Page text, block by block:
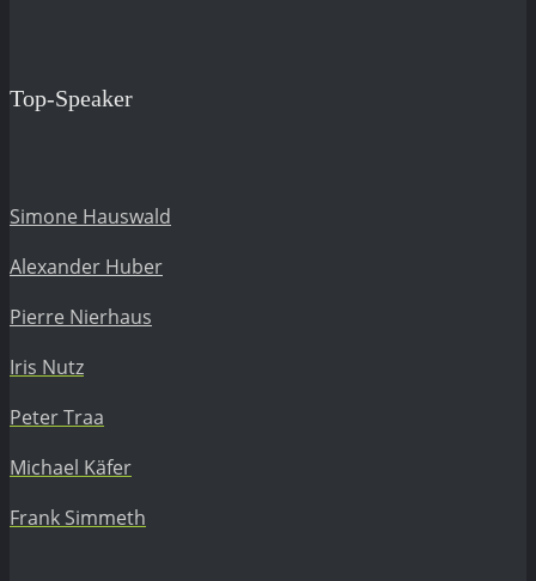
Top-Speaker
Simone Hauswald
Alexander Huber
Pierre Nierhaus
Iris Nutz
Peter Traa
Michael Käfer
Frank Simmeth